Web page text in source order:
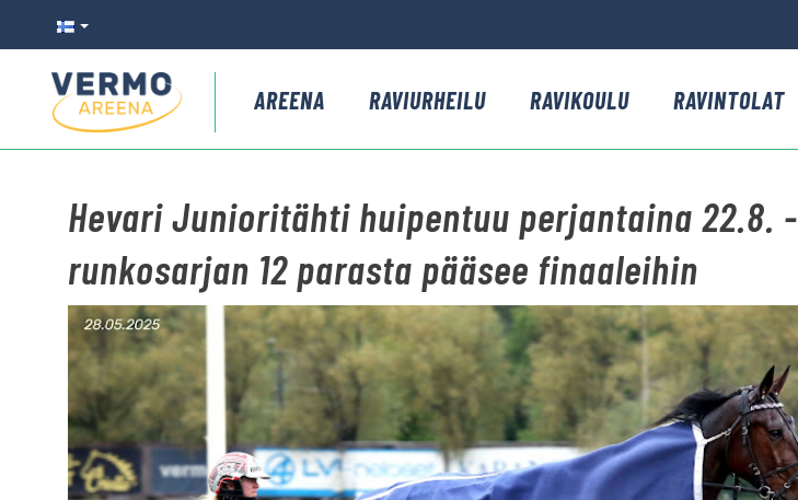
AREENA RAVIURHEILU RAVIKOULU RAVINTOLAT
Hevari Junioritähti huipentuu perjantaina 22.8. -
runkosarjan 12 parasta pääsee finaaleihin